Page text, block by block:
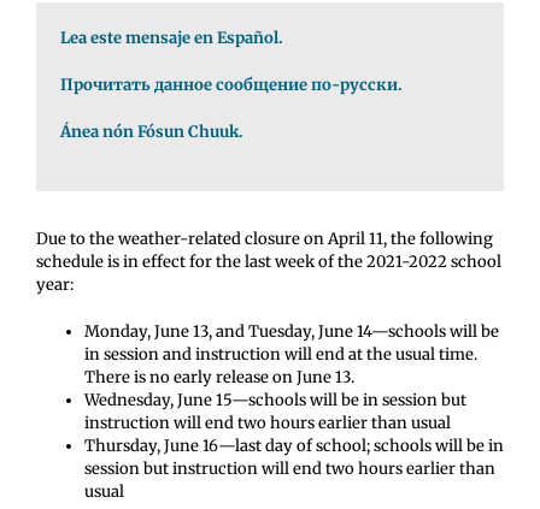
Lea este mensaje en Español.
Прочитать данное сообщение по-русски.
Ánea nón Fósun Chuuk.
Due to the weather-related closure on April 11, the following
schedule is in effect for the last week of the 2021-2022 school
year:
Monday, June 13, and Tuesday, June 14—schools will be
in session and instruction will end at the usual time.
There is no early release on June 13.
Wednesday, June 15—schools will be in session but
instruction will end two hours earlier than usual
Thursday, June 16—last day of school; schools will be in
session but instruction will end two hours earlier than
usual